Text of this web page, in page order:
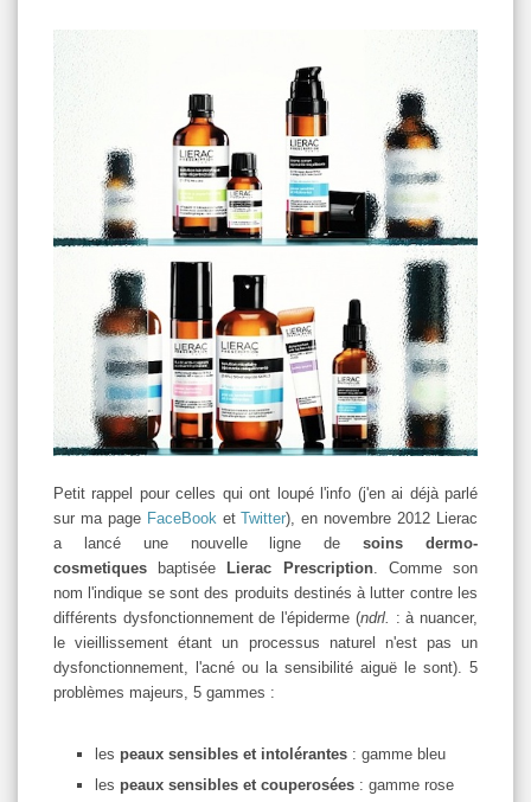
Petit rappel pour celles qui ont loupé l'info (j'en ai déjà parlé
sur ma page FaceBook etTwitter), en novembre 2012 Lierac
a lancé une nouvelle ligne desoins dermo-
cosmetiques
baptisée Lierac Prescription. Comme son
nom l'indique se sont des produits destinés à lutter contre les
différents dysfonctionnement de l'épiderme (ndrl. : à nuancer,
le vieillissement étant un processus naturel n'est pas un
dysfonctionnement, l'acné ou la sensibilité aiguë le sont). 5
problèmes majeurs, 5 gammes :
les peaux sensibles et intolérantes : gamme bleu
les peaux sensibles et couperosées : gamme rose